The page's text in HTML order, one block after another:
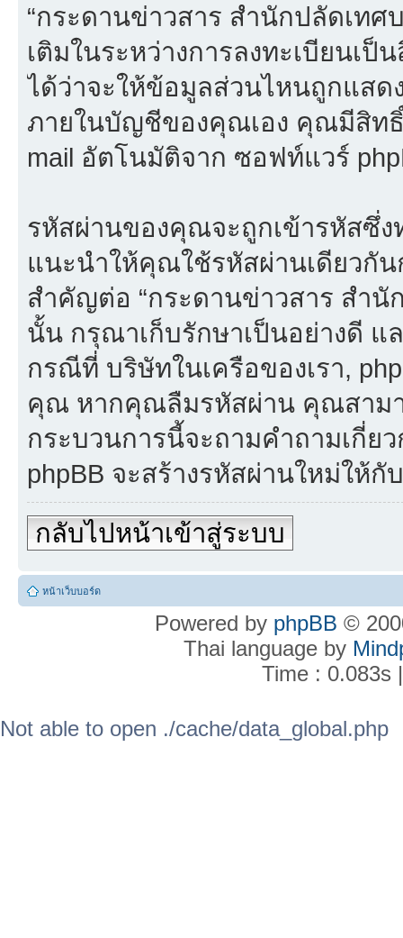
“กระดานข่าวสาร สำนักปลัดเท
เติมในระหว่างการลงทะเบียนเ
ได้ว่าจะให้ข้อมูลส่วนไหนถูกแสด
ภายในบัญชีของคุณเอง คุณมีสิทธิ์
mail อัตโนมัติจาก ซอฟท์แวร์
รหัสผ่านของคุณจะถูกเข้ารหัสซึ่ง
แนะนำให้คุณใช้รหัสผ่านเดียวกั
สำคัญต่อ “กระดานข่าวสาร สำ
นั้น กรุณาเก็บรักษาเป็นอย่างดี แ
กรณีที่ บริษัทในเครือของเรา,
คุณ หากคุณลืมรหัสผ่าน คุณสามาร
กระบวนการนี้จะถามคำถามเกี่ย
phpBB จะสร้างรหัสผ่านใหม่ให้
กลับไปหน้าเข้าสู่ระบบ
หน้าเว็บบอร์ด
Powered by phpBB ©
Thai language by
Time : 0.083s
Not able to open ./cache/data_global.php